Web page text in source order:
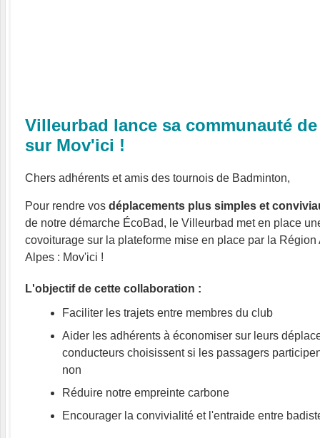
Villeurbad lance sa communauté
sur Mov'ici !
Chers adhérents et amis des tournois de Badminton,
Pour rendre vos déplacements plus simples et
de notre démarche ÉcoBad, le Villeurbad met en place
covoiturage sur la plateforme mise en place par la
Alpes : Mov'ici !
L'objectif de cette collaboration :
Faciliter les trajets entre membres du club
Aider les adhérents à économiser sur leurs
conducteurs choisissent si les passagers
non
Réduire notre empreinte carbone
Encourager la convivialité et l'entraide entre